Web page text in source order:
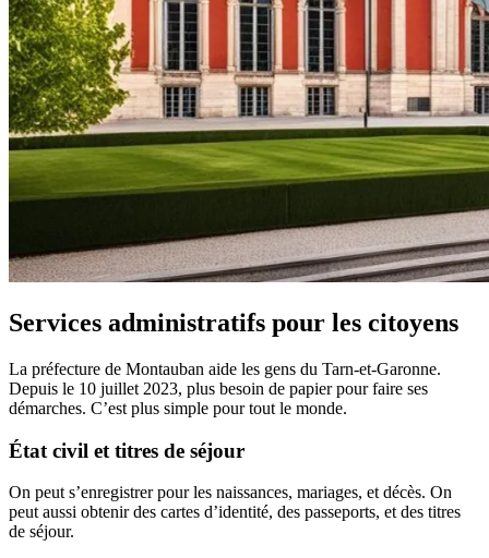
Services administratifs pour les citoyens
La préfecture de Montauban aide les gens du Tarn-et-Garonne.
Depuis le 10 juillet 2023, plus besoin de papier pour faire ses
démarches. C’est plus simple pour tout le monde.
État civil et titres de séjour
On peut s’enregistrer pour les naissances, mariages, et décès. On
peut aussi obtenir des cartes d’identité, des passeports, et des titres
de séjour.